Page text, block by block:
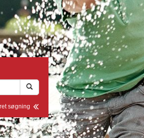
søgning